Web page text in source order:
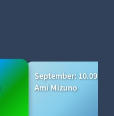
September: 10.09.
Ami Mizuno